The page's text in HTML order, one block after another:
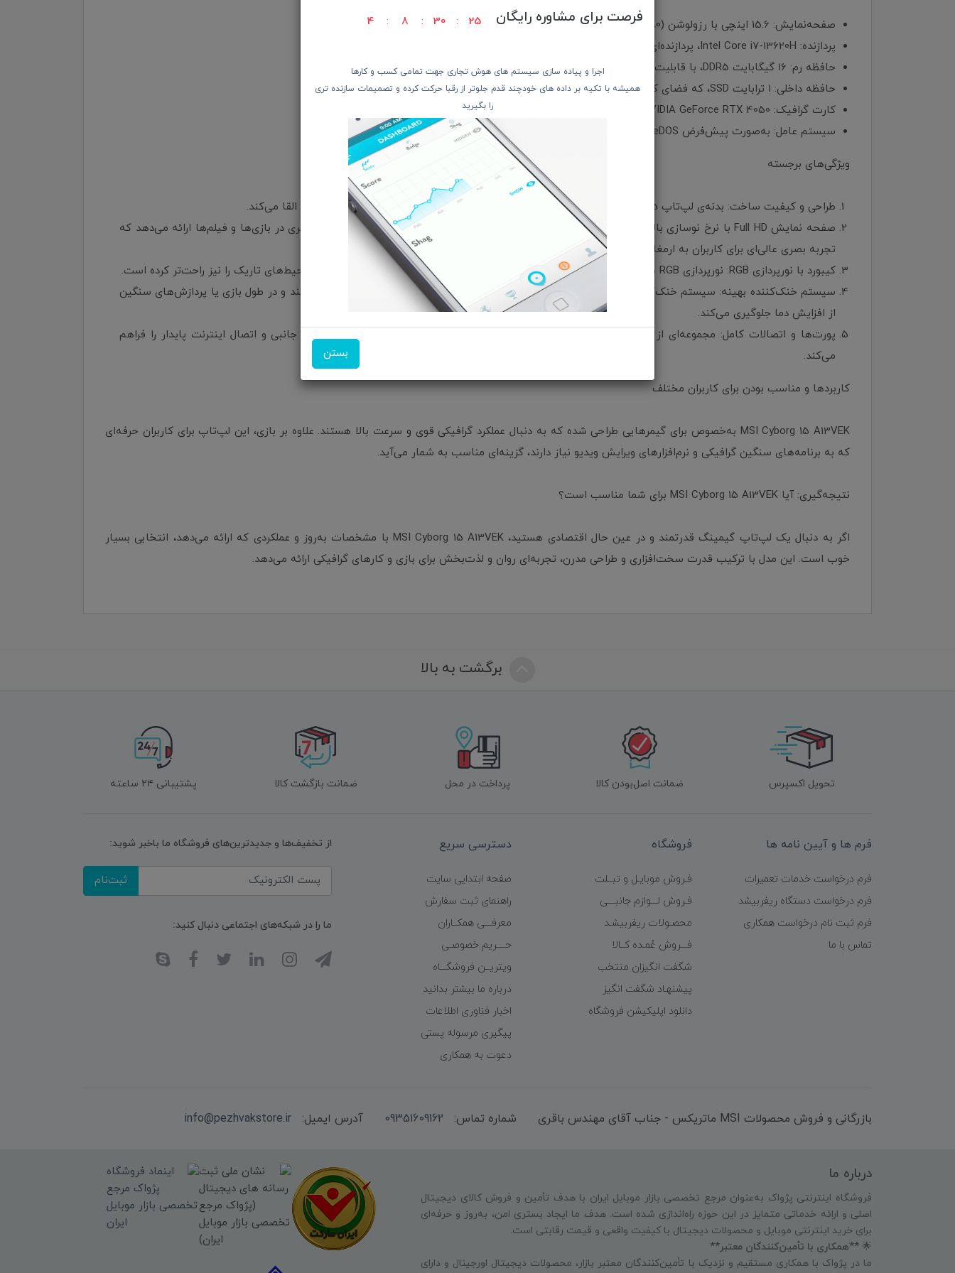
فرصت برای مشاوره رایگان 4 8 30 24
اجرا و پیاده سازی سیستم های هوش تجاری جهت تمامی کسب و کارها
همیشه با تکیه بر داده های خودچند قدم جلوتر از رقبا حرکت کرده و تصمیمات سازنده تری
را بگیرید
بستن
صفحه‌نمایش: 15.6 اینچی با رزولوشن Full HD (1920×1080) و نرخ نوسازی بالا، مناسب برای بازی و کارهای گرافیکی
پردازنده: Intel Core i7-13620H، پردازنده‌ای قدرتمند با عملکرد عالی در کارهای چندگانه
حافظه رم: 16 گیگابایت DDR5، با قابلیت ارتقا برای افزایش سرعت و کارایی
حافظه داخلی: 1 ترابایت SSD، که فضای کافی برای ذخیره بازی‌ها و داده‌ها با سرعت بالا فراهم می‌کند
کارت گرافیک: NVIDIA GeForce RTX 4050، که برای بازی‌های جدید و نرم‌افزارهای گرافیکی سنگین بهینه شده است
سیستم عامل: به‌صورت پیش‌فرض FreeDOS، که امکان نصب ویندوز دلخواه را فراهم می‌کند
ویژگی‌های برجسته
طراحی و کیفیت ساخت: بدنه‌ی لپ‌تاپ Cyborg 15 با طراحی مدرن و ساختار مقاوم، علاوه بر جذابیت، حس دوام بالایی را القا می‌کند.
صفحه نمایش Full HD با نرخ نوسازی بالا: این نمایشگر با وضوح Full HD و نرخ نوسازی بالا، جزئیات و حرکت‌های روان‌تری در بازی‌ها و فیلم‌ها ارائه می‌دهد که
تجربه بصری عالی‌ای برای کاربران به ارمغان می‌آورد.
کیبورد با نورپردازی RGB: نورپردازی RGB با قابلیت سفارشی‌سازی، به این لپ‌تاپ جلوه‌ای خاص بخشیده و استفاده در محیط‌های تاریک را نیز راحت‌تر کرده است.
سیستم خنک‌کننده بهینه: سیستم خنک‌کننده این لپ‌تاپ از فناوری‌های اختصاصی MSI برای مدیریت دما استفاده می‌کند و در طول بازی یا پردازش‌های سنگین
از افزایش دما جلوگیری می‌کند.
پورت‌ها و اتصالات کامل: مجموعه‌ای از پورت‌ها، شامل USB-C، USB-A، HDMI و Ethernet، دسترسی به دستگاه‌های جانبی و اتصال اینترنت پایدار را فراهم
می‌کند.
کاربردها و مناسب بودن برای کاربران مختلف
MSI Cyborg 15 A13VEK به‌خصوص برای گیمرهایی طراحی شده که به دنبال عملکرد گرافیکی قوی و سرعت بالا هستند. علاوه بر بازی، این لپ‌تاپ برای کاربران حرفه‌ای
که به برنامه‌های سنگین گرافیکی و نرم‌افزارهای ویرایش ویدیو نیاز دارند، گزینه‌ای مناسب به شمار می‌آید.
نتیجه‌گیری: آیا MSI Cyborg 15 A13VEK برای شما مناسب است؟
اگر به دنبال یک لپ‌تاپ گیمینگ قدرتمند و در عین حال اقتصادی هستید، MSI Cyborg 15 A13VEK با مشخصات به‌روز و عملکردی که ارائه می‌دهد، انتخابی بسیار
خوب است. این مدل با ترکیب قدرت سخت‌افزاری و طراحی مدرن، تجربه‌ای روان و لذت‌بخش برای بازی و کارهای گرافیکی ارائه می‌دهد.
برگشت به بالا
تحویل اکسپرس ضمانت اصل‌بودن کالا پرداخت در محل ضمانت بازگشت کالا پشتیبانی ۲۴ ساعته
فرم ها و آیین نامه ها
فرم درخواست خدمات تعمیرات
فرم درخواست دستگاه ریفربیشد
فرم ثبت نام درخواست همکاری
تماس با ما
فروشگاه
فـروش موبایـل و تبــلت
فـروش لـــوازم جانبـــی
محصـولات ریفربیشـد
فـــروش عُمـده کــالا
شگفت انگیزان منتخب
پیشنهـاد شگفت انگیز
دانلود اپلیکیشن فروشگاه
دسترسی سریع
صفحه ابتدایی سایت
راهنمای ثبت سفارش
معرفـــی همکــاران
حــــریم خصوصـی
ویتریــن فروشگـــاه
درباره ما بیشتر بدانید
اخبار فناوری اطلاعات
پیگیری مرسوله پستی
دعوت به همکاری
از تخفیف‌ها و جدیدترین‌های فروشگاه ما باخبر شوید:
ثبت‌نام
ما را در شبکه‌های اجتماعی دنبال کنید:
بازرگانی و فروش محصولات MSI ماتریکس - جناب آقای مهندس باقری شماره تماس: 09351609162 آدرس ایمیل: info@pezhvakstore.ir
درباره ما
فروشگاه اینترنتی پژواک به‌عنوان مرجع تخصصی بازار موبایل ایران با هدف تأمین و فروش کالای دیجیتال
اصلی و ارائه خدماتی متمایز در این حوزه راه‌اندازی شده است. هدف ما ایجاد بستری امن، به‌روز و حرفه‌ای
برای خرید اینترنتی موبایل و محصولات دیجیتال با کیفیت واقعی و قیمت رقابتی است.
🌟 **همکاری با تأمین‌کنندگان معتبر**
ما در پژواک با همکاری مستقیم و نزدیک با تأمین‌کنندگان معتبر بازار، محصولات دیجیتال اورجینال و دارای